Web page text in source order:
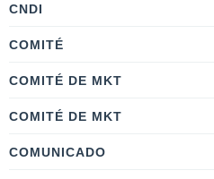
CNDI
COMITÉ
COMITÉ DE MKT
COMITÉ DE MKT
COMUNICADO